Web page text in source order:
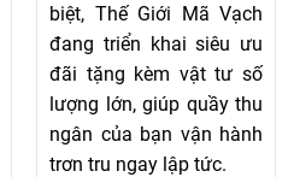
biệt, Thế Giới Mã Vạch
đang triển khai siêu ưu
đãi tặng kèm vật tư số
lượng lớn, giúp quầy thu
ngân của bạn vận hành
trơn tru ngay lập tức.